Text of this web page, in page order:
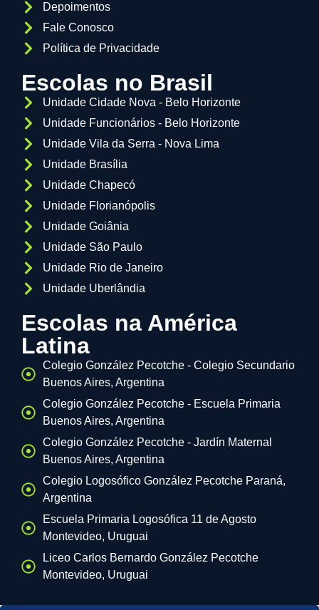
Depoimentos
Fale Conosco
Política de Privacidade
Escolas no Brasil
Unidade Cidade Nova - Belo Horizonte
Unidade Funcionários - Belo Horizonte
Unidade Vila da Serra - Nova Lima
Unidade Brasília
Unidade Chapecó
Unidade Florianópolis
Unidade Goiânia
Unidade São Paulo
Unidade Rio de Janeiro
Unidade Uberlândia
Escolas na América
Latina
Colegio González Pecotche - Colegio Secundario
Buenos Aires, Argentina
Colegio González Pecotche - Escuela Primaria
Buenos Aires, Argentina
Colegio González Pecotche - Jardín Maternal
Buenos Aires, Argentina
Colegio Logosófico González Pecotche Paraná,
Argentina
Escuela Primaria Logosófica 11 de Agosto
Montevideo, Uruguai
Liceo Carlos Bernardo González Pecotche
Montevideo, Uruguai